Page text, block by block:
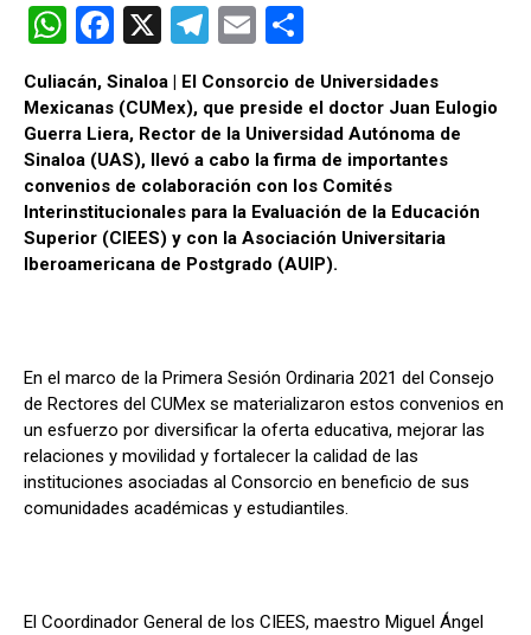
W
h
at
s
A
p
p
F
a
ce
b
o
o
k
X
T
el
e
gr
a
m
E
m
ail
o
m
p
ar
tir
Culiacán, Sinaloa | El Consorcio de Universidades
Mexicanas (CUMex), que preside el doctor Juan Eulogio
Guerra Liera, Rector de la Universidad Autónoma de
Sinaloa (UAS), llevó a cabo la firma de importantes
convenios de colaboración con los Comités
Interinstitucionales para la Evaluación de la Educación
Superior (CIEES) y con la Asociación Universitaria
Iberoamericana de Postgrado (AUIP).
En el marco de la Primera Sesión Ordinaria 2021 del Consejo
de Rectores del CUMex se materializaron estos convenios en
un esfuerzo por diversificar la oferta educativa, mejorar las
relaciones y movilidad y fortalecer la calidad de las
instituciones asociadas al Consorcio en beneficio de sus
comunidades académicas y estudiantiles.
El Coordinador General de los CIEES, maestro Miguel Ángel